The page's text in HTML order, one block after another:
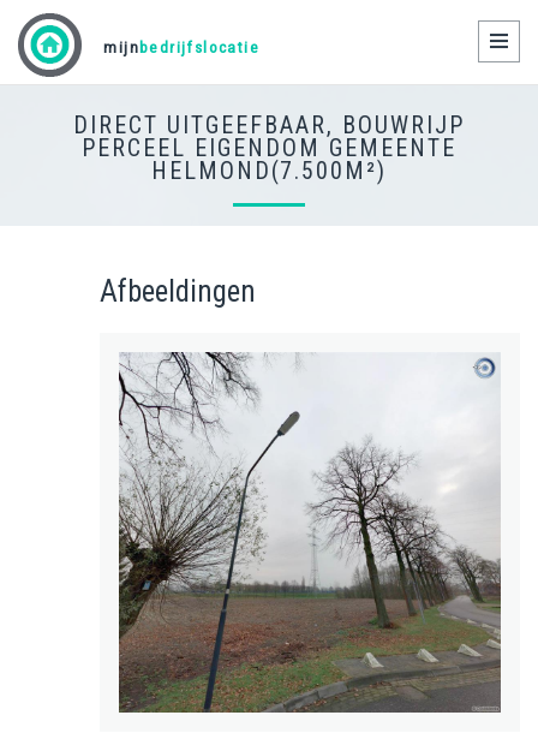
mijnbedrijfslocatie
DIRECT UITGEEFBAAR, BOUWRIJP
PERCEEL EIGENDOM GEMEENTE
HELMOND(7.500M²)
Afbeeldingen